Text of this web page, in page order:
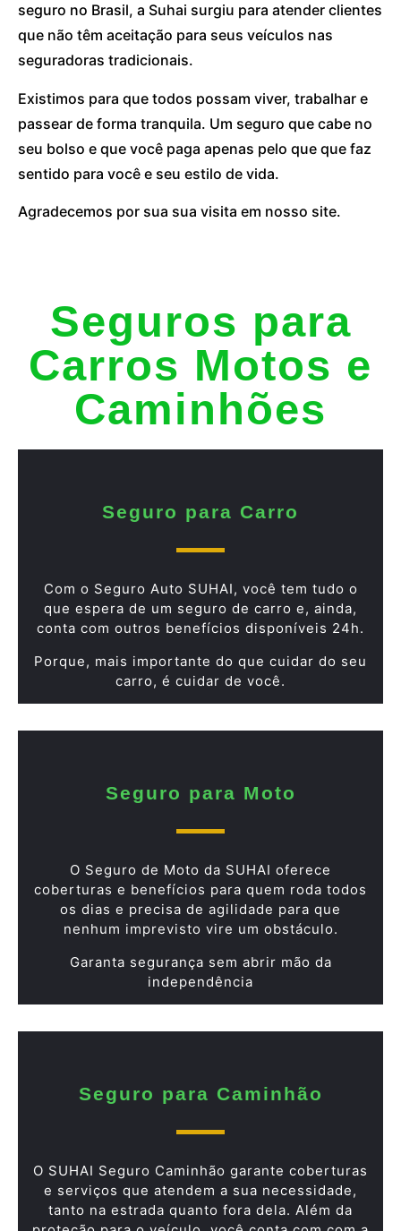
seguro no Brasil, a Suhai surgiu para atender clientes
que não têm aceitação para seus veículos nas
seguradoras tradicionais.
Existimos para que todos possam viver, trabalhar e
passear de forma tranquila. Um seguro que cabe no
seu bolso e que você paga apenas pelo que que faz
sentido para você e seu estilo de vida.
Agradecemos por sua sua visita em nosso site.
Seguros para
Carros Motos e
Caminhões
Seguro para Carro
Com o Seguro Auto SUHAI, você tem tudo o
que espera de um seguro de carro e, ainda,
conta com outros benefícios disponíveis 24h.
Porque, mais importante do que cuidar do seu
carro, é cuidar de você.
Seguro para Moto
O Seguro de Moto da SUHAI oferece
coberturas e benefícios para quem roda todos
os dias e precisa de agilidade para que
nenhum imprevisto vire um obstáculo.
Garanta segurança sem abrir mão da
independência
Seguro para Caminhão
O SUHAI Seguro Caminhão garante coberturas
e serviços que atendem a sua necessidade,
tanto na estrada quanto fora dela. Além da